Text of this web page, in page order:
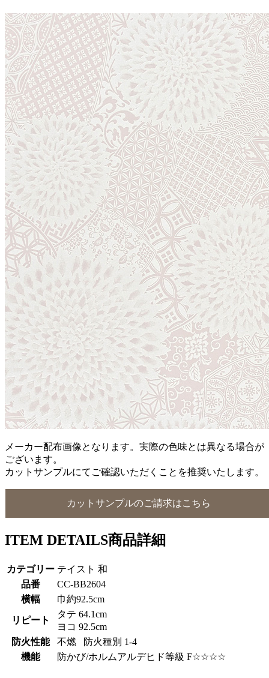
メーカー配布画像となります。実際の色味とは異なる場合が
ございます。
カットサンプルにてご確認いただくことを推奨いたします。
カットサンプルのご請求はこちら
ITEM DETAILS商品詳細
カテゴリー テイスト 和
品番
CC-BB2604
横幅
巾約92.5cm
リピート
タテ 64.1cm
ヨコ 92.5cm
防火性能
不燃 防火種別 1-4
機能
防かび/ホルムアルデヒド等級 F☆☆☆☆